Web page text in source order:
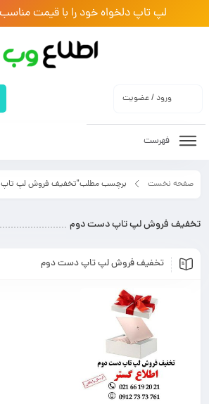
لپ تاپ دلخواه خود را با قیمت مناسب
ورود / عضویت
فهرست
صفحه نخست برچسب مطلب"تخفیف فروش لپ
تخفیف فروش لپ تاپ دست دوم
تخفیف فروش لپ تاپ دست دوم